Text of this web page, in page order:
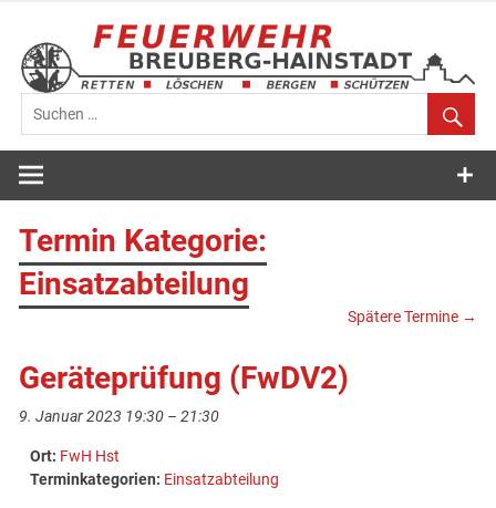
springen
Feuerwehr
Breuberg-
Termin Kategorie:
Einsatzabteilung
Spätere Termine →
Geräteprüfung (FwDV2)
9. Januar 2023 19:30 –21:30
Ort: FwH Hst
Terminkategorien: Einsatzabteilung